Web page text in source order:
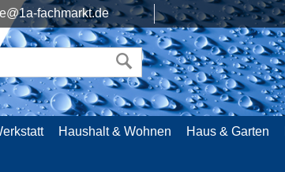
fachmarkt.de
Haushalt & Wohnen Haus & Garten